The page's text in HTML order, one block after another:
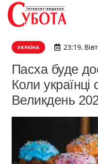
УКРАЇНА 23:19,
Пасха буде
Коли українці
Великдень